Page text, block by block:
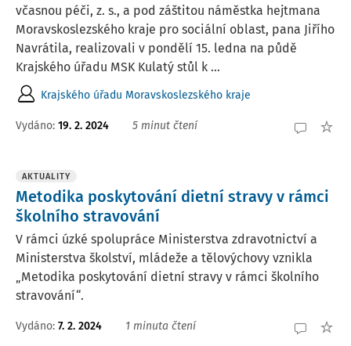
včasnou péči, z. s., a pod záštitou náměstka hejtmana
Moravskoslezského kraje pro sociální oblast, pana Jiřího
Navrátila, realizovali v pondělí 15. ledna na půdě
Krajského úřadu MSK Kulatý stůl k ...
Krajského úřadu Moravskoslezského kraje
Vydáno: 19. 2. 2024 5 minut čtení
AKTUALITY
Metodika poskytování dietní stravy v rámci
školního stravování
V rámci úzké spolupráce Ministerstva zdravotnictví a
Ministerstva školství, mládeže a tělovýchovy vznikla
„Metodika poskytování dietní stravy v rámci školního
stravování“.
Vydáno: 7. 2. 2024 1 minuta čtení